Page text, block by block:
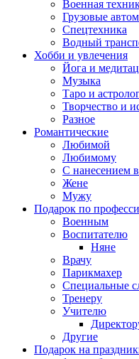
Военная
Грузовые
Спецтехника
Водный
Хобби и увлечения
Йога и
Музыка
Таро и
Творчество и
Разное
Романтические
Любимой
Любимому
С нанесением
Жене
Мужу
Подарок по
Военным
Воспитателю
Няне
Врачу
Парикмахер
Специальные
Тренеру
Учителю
Другие
Подарок на